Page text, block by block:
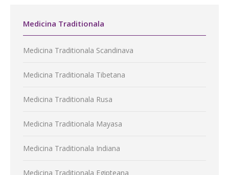
Medicina Traditionala
Medicina Traditionala Scandinava
Medicina Traditionala Tibetana
Medicina Traditionala Rusa
Medicina Traditionala Mayasa
Medicina Traditionala Indiana
Medicina Traditionala Egipteana